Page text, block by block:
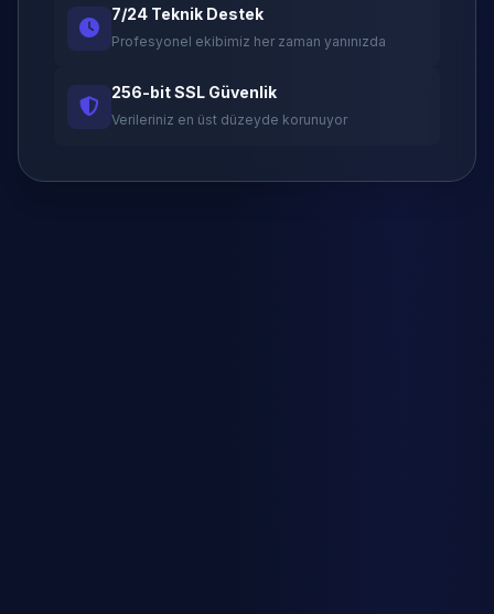
7/24 Teknik Destek
Profesyonel ekibimiz her zaman yanınızda
256-bit SSL Güvenlik
Verileriniz en üst düzeyde korunuyor